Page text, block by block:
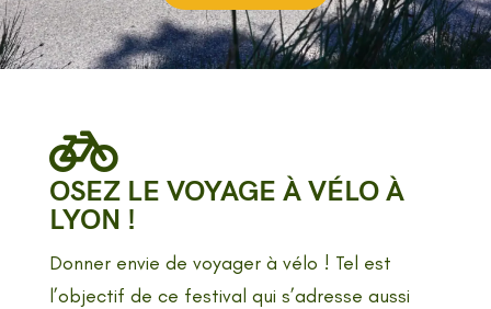

OSEZ LE VOYAGE À VÉLO À
LYON !
Donner envie de voyager à vélo ! Tel est
l’objectif de ce festival qui s’adresse aussi